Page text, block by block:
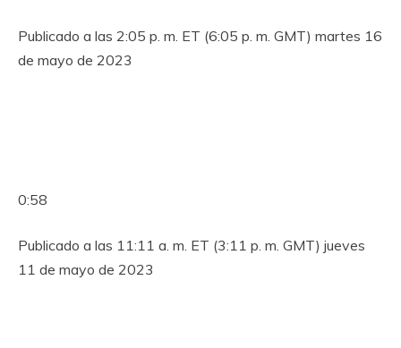
Publicado a las 2:05 p. m. ET (6:05 p. m. GMT) martes 16
de mayo de 2023
0:58
Publicado a las 11:11 a. m. ET (3:11 p. m. GMT) jueves
11 de mayo de 2023